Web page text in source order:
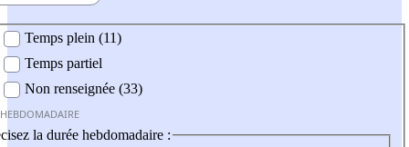
Temps plein (11)
Temps partiel
Non renseignée (33)
la durée hebdomadaire :